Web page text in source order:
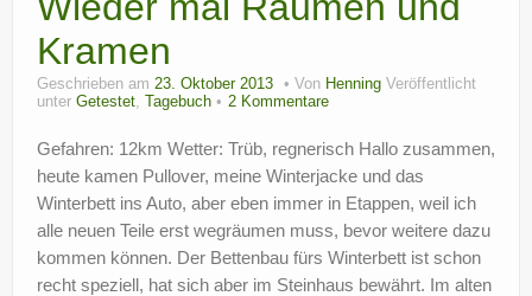
Kramen
Geschrieben am 23. Oktober 2013 Von Henning Veröffentlicht
unter Getestet, Tagebuch 2 Kommentare
Gefahren: 12km Wetter: Trüb, regnerisch Hallo zusammen,
heute kamen Pullover, meine Winterjacke und das
Winterbett ins Auto, aber eben immer in Etappen, weil ich
alle neuen Teile erst wegräumen muss, bevor weitere dazu
kommen können. Der Bettenbau fürs Winterbett ist schon
recht speziell, hat sich aber im Steinhaus bewährt. Im alten